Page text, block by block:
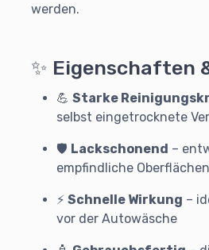
werden.
✨ Eigenschaften
💪 Starke
selbst eingetrocknete
🛡️ Lackschonend –
empfindliche Oberflächen
⚡ Schnelle Wirkung –
vor der Autowäsche